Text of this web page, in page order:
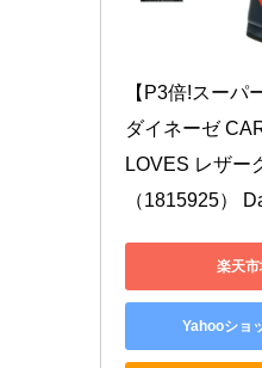
【P3倍!スーパ
ダイネーゼ
LOVES レザー
（1815925）
楽天
Yahooショ